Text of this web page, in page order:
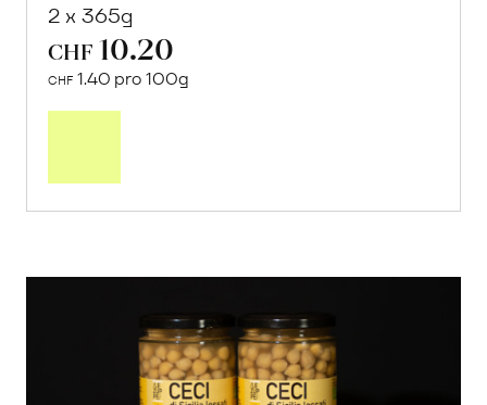
2 x 365g
CHF 10.20
CHF 1.40 pro 100g